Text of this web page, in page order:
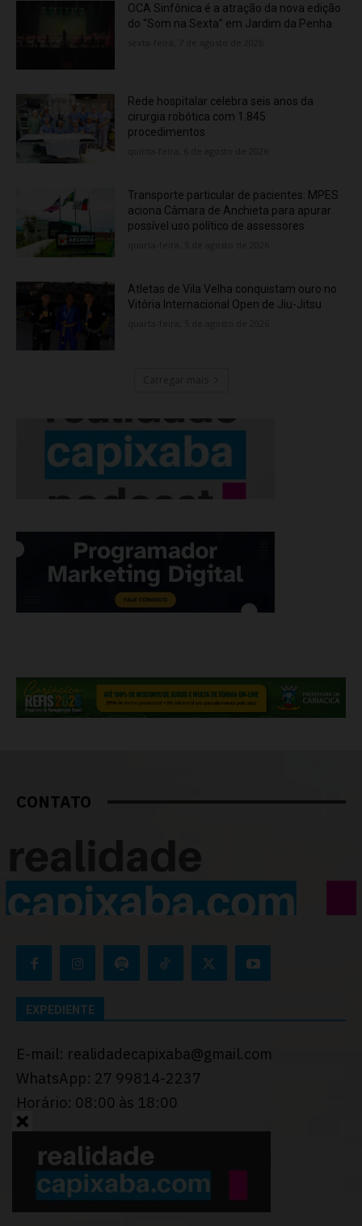
OCA Sinfônica é a atração da nova edição
do “Som na Sexta” em Jardim da Penha
Rede hospitalar celebra seis anos da
cirurgia robótica com 1.845
procedimentos
Transporte particular de pacientes: MPES
aciona Câmara de Anchieta para apurar
possível uso político de assessores
Atletas de Vila Velha conquistam ouro no
Vitória Internacional Open de Jiu-Jitsu
CONTATO
EXPEDIENTE
E-mail: realidadecapixaba@gmail.com
WhatsApp: 27 99814-2237
Horário: 08:00 às 18:00
Desenvolvido porThiago Programador